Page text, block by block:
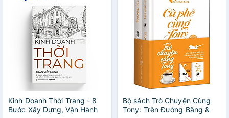
Kinh Doanh Thời Trang - 8
Bước Xây Dựng, Vận Hành
Bộ sách Trò Chuyện Cùng
Tony: Trên Đường Băng &